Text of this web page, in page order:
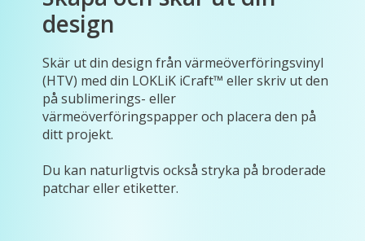
design
Skär ut din design från värmeöverföringsvinyl
(HTV) med din LOKLiK iCraft™ eller skriv ut den
på sublimerings- eller
värmeöverföringspapper och placera den på
ditt projekt.
Du kan naturligtvis också stryka på broderade
patchar eller etiketter.